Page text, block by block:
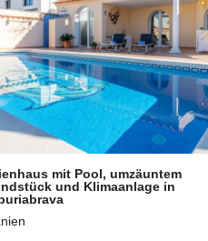
mit Pool, umzäuntem
und Klimaanlage in